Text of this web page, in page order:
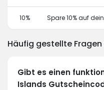
10% Spare 10% auf
Häufig gestellte
Gibt es einen
Islands